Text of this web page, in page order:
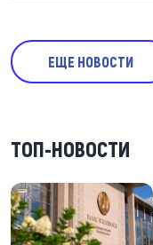
ЕЩЕ НОВОСТИ
ТОП-НОВОСТИ